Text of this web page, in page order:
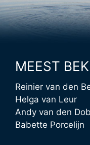
MEEST
Reinier van den
Helga van Leur
Andy van den
Babette Porcelijn